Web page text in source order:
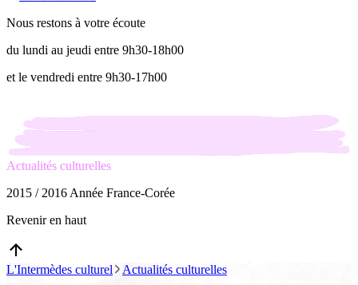
Nous restons à votre écoute
du lundi au jeudi entre 9h30-18h00
et le vendredi entre 9h30-17h00
Actualités culturelles
2015 / 2016 Année France-Corée
Revenir en haut
L'Intermèdes culturel Actualités culturelles